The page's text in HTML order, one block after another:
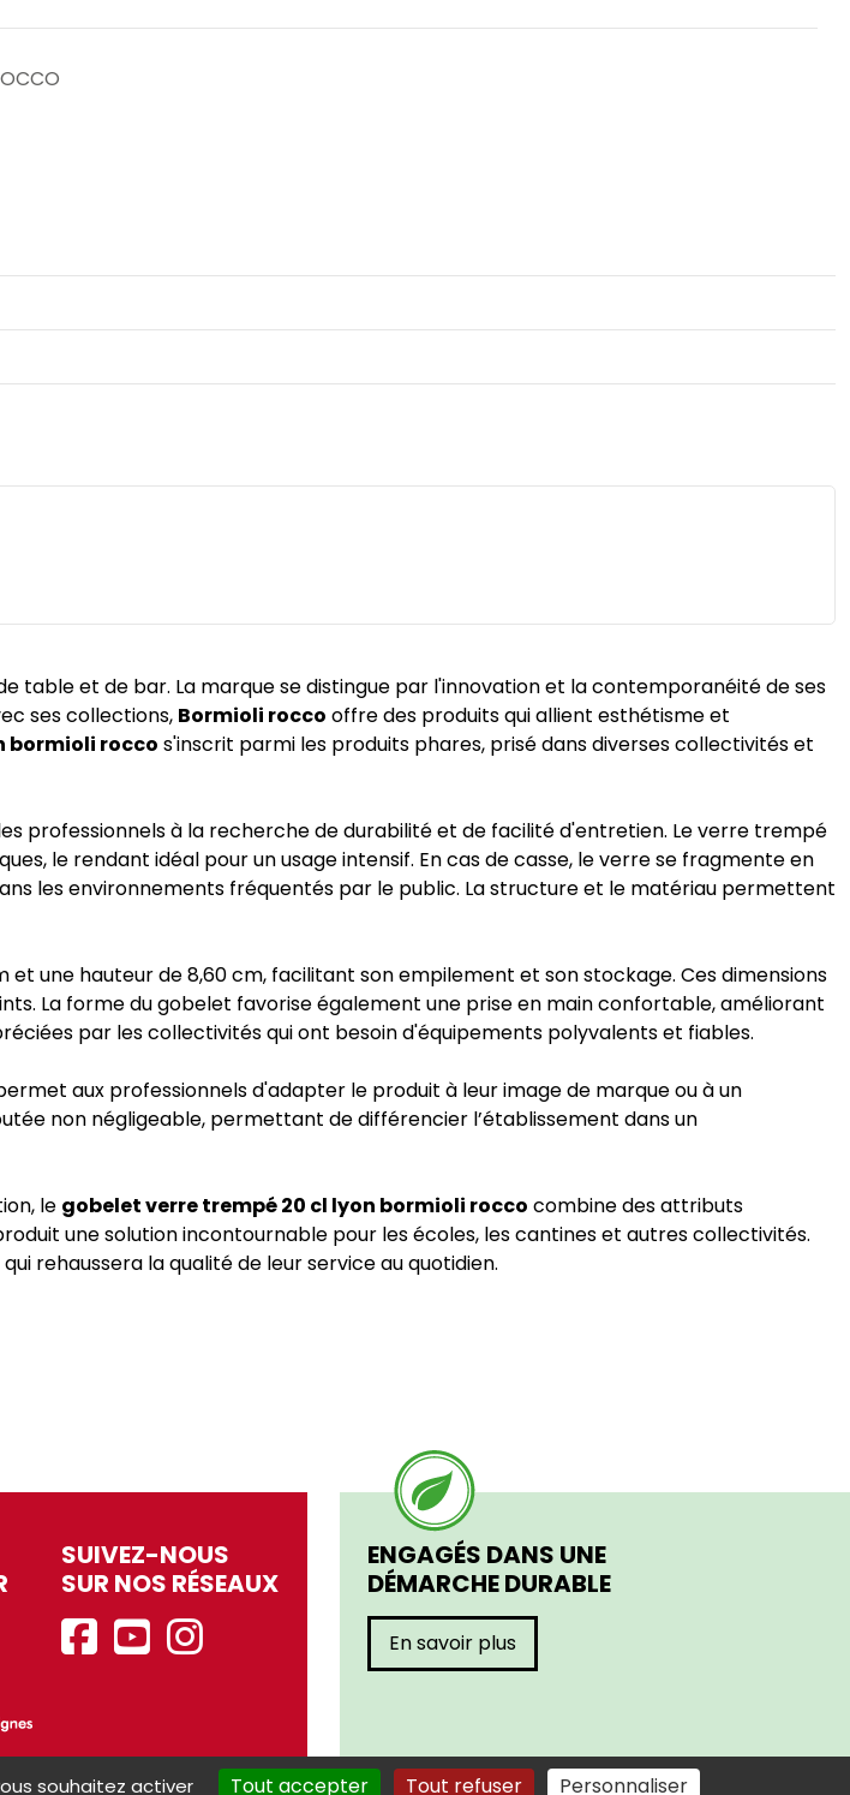
table et de bar. La marque se distingue par l'innovation et la contemporanéité de ses
ses collections, Bormioli rocco offre des produits qui allient esthétisme et
bormioli rocco s'inscrit parmi les produits phares, prisé dans diverses collectivités et
professionnels à la recherche de durabilité et de facilité d'entretien. Le verre trempé
le rendant idéal pour un usage intensif. En cas de casse, le verre se fragmente en
les environnements fréquentés par le public. La structure et le matériau permettent
une hauteur de 8,60 cm, facilitant son empilement et son stockage. Ces dimensions
La forme du gobelet favorise également une prise en main confortable, améliorant
par les collectivités qui ont besoin d'équipements polyvalents et fiables.
aux professionnels d'adapter le produit à leur image de marque ou à un
non négligeable, permettant de différencier l’établissement dans un
le gobelet verre trempé 20 cl lyon bormioli rocco combine des attributs
une solution incontournable pour les écoles, les cantines et autres collectivités.
rehaussera la qualité de leur service au quotidien.
ENGAGÉS DANS UNE
DÉMARCHE DURABLE
En savoir plus
SUIVEZ-NOUS
SUR NOS RÉSEAUX
souhaitez activer Tout accepter Tout refuser Personnaliser